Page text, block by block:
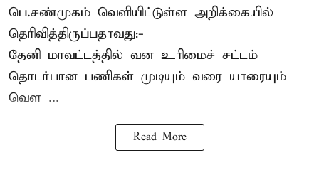
பெ.சண்முகம் வெளியிட்டுள்ள அறிக்கையில்
தெரிவித்திருப்பதாவது:-
தேனி மாவட்டத்தில் வன உரிமைச் சட்டம்
தொடர்பான பணிகள் முடியும் வரை யாரையும்
வெள ...
Read More